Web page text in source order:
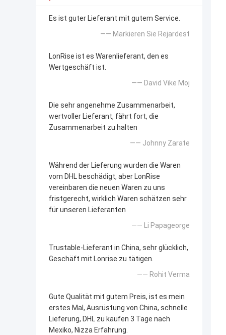
Es ist guter Lieferant mit gutem Service.
—— Markieren Sie Rejardest
LonRise ist es Warenlieferant, den es
Wertgeschäft ist.
—— David Vike Moj
Die sehr angenehme Zusammenarbeit,
wertvoller Lieferant, fährt fort, die
Zusammenarbeit zu halten
—— Johnny Zarate
Während der Lieferung wurden die Waren
vom DHL beschädigt, aber LonRise
vereinbaren die neuen Waren zu uns
fristgerecht, wirklich Waren schätzen sehr
für unseren Lieferanten
—— Li Papageorge
Trustable-Lieferant in China, sehr glücklich,
Geschäft mit Lonrise zu tätigen.
—— Rohit Verma
Gute Qualität mit gutem Preis, ist es mein
erstes Mal, Ausrüstung von China, schnelle
Lieferung, DHL zu kaufen 3 Tage nach
Mexiko, Nizza Erfahrung.